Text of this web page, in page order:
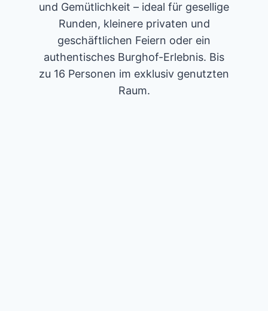
und Gemütlichkeit – ideal für gesellige
Runden, kleinere privaten und
geschäftlichen Feiern oder ein
authentisches Burghof-Erlebnis. Bis
zu 16 Personen im exklusiv genutzten
Raum.